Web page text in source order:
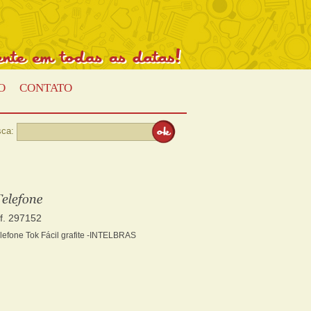
CONTATO
297152
Tok Fácil grafite -INTELBRAS